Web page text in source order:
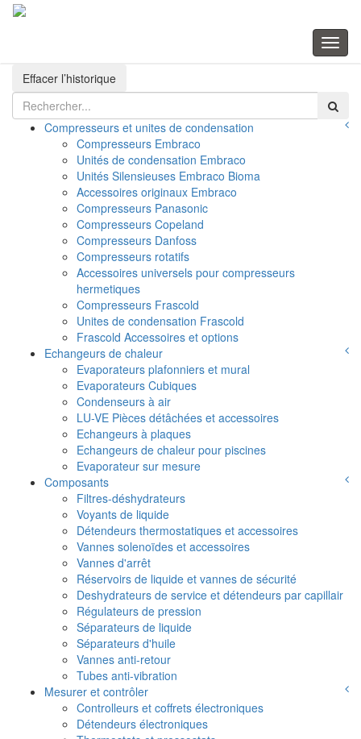
Effacer l’historique
Compresseurs et unites de condensation
Compresseurs Embraco
Unités de condensation Embraco
Unités Silensieuses Embraco Bioma
Accessoires originaux Embraco
Compresseurs Panasonic
Compresseurs Copeland
Compresseurs Danfoss
Compresseurs rotatifs
Accessoires universels pour compresseurs
hermetiques
Compresseurs Frascold
Unites de condensation Frascold
Frascold Accessoires et options
Echangeurs de chaleur
Evaporateurs plafonniers et mural
Evaporateurs Cubiques
Condenseurs à air
LU-VE Pièces détâchées et accessoires
Echangeurs à plaques
Echangeurs de chaleur pour piscines
Evaporateur sur mesure
Composants
Filtres-déshydrateurs
Voyants de liquide
Détendeurs thermostatiques et accessoires
Vannes solenoïdes et accessoires
Vannes d'arrêt
Réservoirs de liquide et vannes de sécurité
Deshydrateurs de service et détendeurs par capillair
Régulateurs de pression
Séparateurs de liquide
Séparateurs d'huile
Vannes anti-retour
Tubes anti-vibration
Mesurer et contrôler
Controlleurs et coffrets électroniques
Détendeurs électroniques